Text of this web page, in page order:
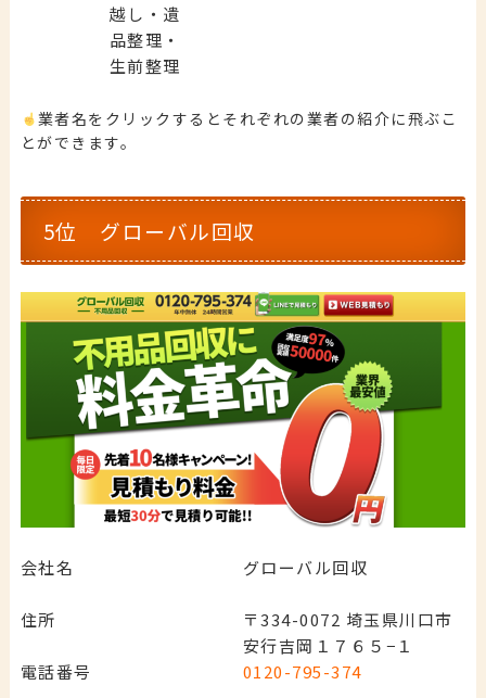
越し・遺
品整理・
生前整理
業者名をクリックするとそれぞれの業者の紹介に飛ぶこ
とができます。
5位 グローバル回収
会社名 グローバル回収
住所
〒334-0072 埼玉県川口市
安行吉岡１７６５−１
電話番号
0120-795-374